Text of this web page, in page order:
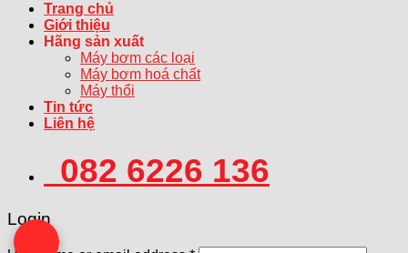
Trang chủ
Giới thiệu
Hãng sản xuất
Máy bơm các loại
Máy bơm hoá chất
Máy thổi
Tin tức
Liên hệ
082 6226 136
Login